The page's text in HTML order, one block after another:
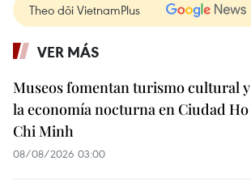
Theo dõi VietnamPlus
VER MÁS
Museos fomentan turismo cultural y
la economía nocturna en Ciudad Ho
Chi Minh
08/08/2026 03:00